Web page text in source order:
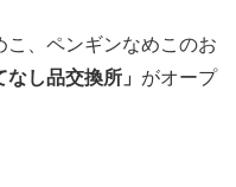
、ペンギンなめこのお
なし品交換所」 がオープ